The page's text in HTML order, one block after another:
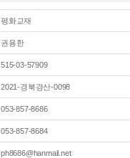
평화교재
권용한
515-03-57909
2021-경북경산-0098
053-857-8686
053-857-8684
ph8686@hanmail.net